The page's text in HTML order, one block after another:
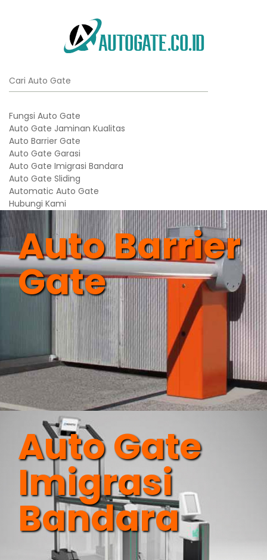
Fungsi Auto Gate
Auto Gate Jaminan Kualitas
Auto Barrier Gate
Auto Gate Garasi
Auto Gate Imigrasi Bandara
Auto Gate Sliding
Automatic Auto Gate
Hubungi Kami
Auto Barrier
Gate
Auto Gate
Imigrasi
Bandara